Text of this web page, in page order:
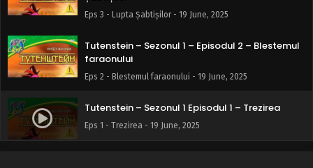
Eps 3 - Lupta Șabtișilor - 19 June, 2025
Tutenstein – Sezonul 1 – Episodul 2 – Blestemul
faraonului
Eps 2 - Blestemul faraonului - 19 June, 2025
Tutenstein – Sezonul 1 Episodul 1 – Trezirea
Eps 1 - Trezirea - 19 June, 2025